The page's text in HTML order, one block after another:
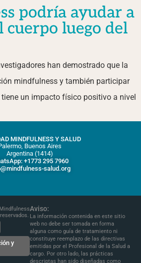
podría ayudar a
cuerpo luego del
han demostrado que la
mindfulness y también participar
un impacto físico positivo a nivel
MINDFULNESS Y SALUD
Buenos Aires
Argentina (1414)
+1773 295 7960
salud.org
y
Aviso:
La información contenida en este sitio
web no debe ser tomada en forma
alguna como guía de tratamiento ni
constituye reemplazo de las directivas
emitidas por el Profesional de la Salud a
cargo. Por otro lado, las prácticas
descriptas han sido diseñadas como